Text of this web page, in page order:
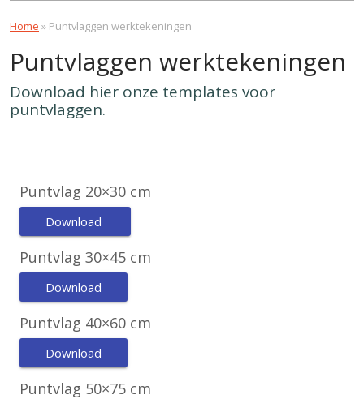
Home » Puntvlaggen werktekeningen
Puntvlaggen werktekeningen
Download hier onze templates voor
puntvlaggen.
Puntvlag 20×30 cm
Download
Puntvlag 30×45 cm
Download
Puntvlag 40×60 cm
Download
Puntvlag 50×75 cm